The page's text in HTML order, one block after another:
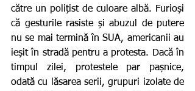
către un polițist de culoare albă. Furioși
că gesturile rasiste și abuzul de putere
nu se mai termină în SUA, americanii au
ieșit în stradă pentru a protesta. Dacă în
timpul zilei, protestele par pașnice,
odată cu lăsarea serii, grupuri izolate de